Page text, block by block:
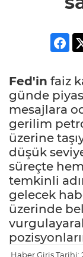
Fed'in faiz
günde
mesajlara
gerilim
üzerine
düşük
süreçte
temkinli
gelecek
üzerinde
Haber Giriş Tarihi: